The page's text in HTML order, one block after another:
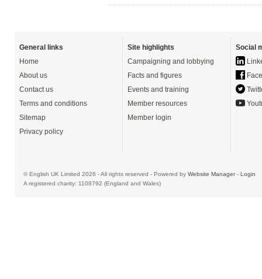
General links
Home
About us
Contact us
Terms and conditions
Sitemap
Privacy policy
Site highlights
Campaigning and lobbying
Facts and figures
Events and training
Member resources
Member login
Social
© English UK Limited 2026 - All rights reserved - Powered by Website Manager- Login
A registered charity: 1108792 (England and Wales)